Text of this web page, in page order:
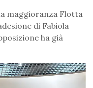
maggioranza Flotta
di Fabiola
ha già